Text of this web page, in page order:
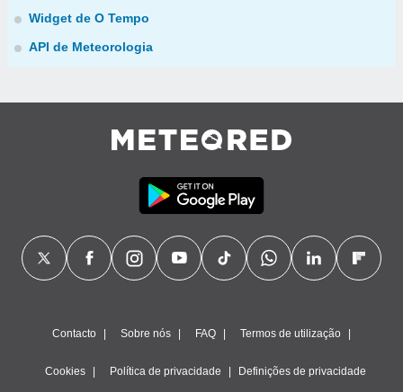
Widget de O Tempo
API de Meteorologia
Contacto Sobre nós FAQ Termos de utilização
Cookies Política de privacidade Definições de privacidade